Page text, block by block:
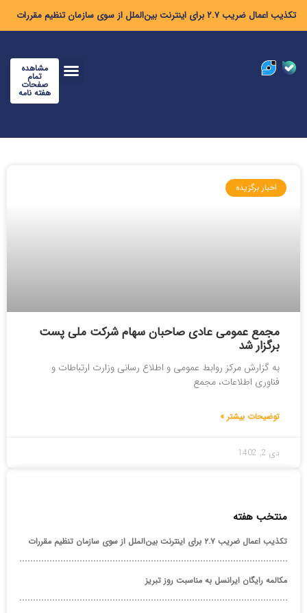
تکذیب اعمال ضریب ۲.۷ برای اینترنت بین‌الملل از سوی سازمان تنظیم مقررات
مشاهده
تمام
صفحات
هفته نامه
اخبار برگزیده
مجمع عمومی عادی صاحبان سهام شرکت ملی پست
برگزار شد
به گزارش مرکز روابط عمومی و اطلاع رسانی وزارت ارتباطات و
فناوری اطلاعات، مجمع
توضیحات بیشتر »
دی 2, 1402
منتخب هفته
تکذیب اعمال ضریب ۲.۷ برای اینترنت بین‌الملل از سوی سازمان تنظیم مقررات
مکالمه رایگان ایرانسل به مناسبت روز تبریز